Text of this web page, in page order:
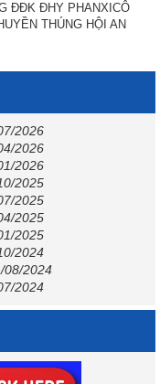
ĐĐK ĐHY PHANXICÔ
THÚNG HỘI AN
2026
2026
2026
2025
2025
2025
2025
2024
08/2024
2024